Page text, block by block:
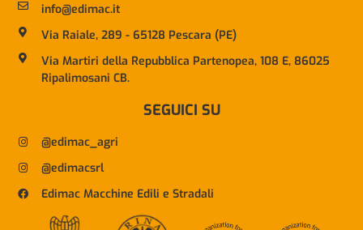
info@edimac.it
Via Raiale, 289 - 65128 Pescara (PE)
Via Martiri della Repubblica Partenopea, 108 E, 86025
Ripalimosani CB.
SEGUICI SU
@edimac_agri
@edimacsrl
Edimac Macchine Edili e Stradali